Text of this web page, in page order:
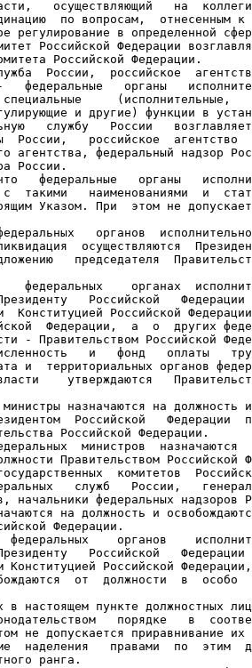
осуществляющий   на
по вопросам,  отнесенным
регулирование в определенной
Российской Федерации
Российской Федерации.
России,  российское
федеральные   органы
(исполнительные,
и другие) функции в
службу   России
России,   российское  агентство
агентства, федеральный надзор
России.
федеральные   органы
с  такими   наименованиями  и
Указом. При  этом не
органов
осуществляются
председателя
федеральных    органах
Российской
Конституцией Российской
Федерации,  а  о  других
- Правительством Российской
и   фонд   оплаты
и  территориальных органов
утверждаются
назначаются на должность
Российской   Федерации
Российской Федерации.
министров  назначаются
Правительством Российской
комитетов
служб   России,
начальники федеральных надзоров
на должность и
Федерации.
федеральных    органов
Российской
Конституцией Российской
от  должности  в  особо
в настоящем пункте должностных
порядке   в
не допускается приравнивание их
наделения   правами  по  этим
ранга.